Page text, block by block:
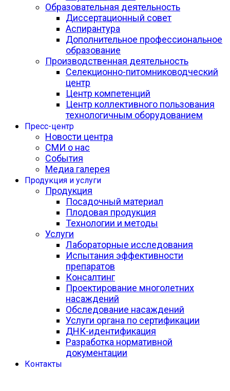
Образовательная деятельность
Диссертационный совет
Аспирантура
Дополнительное профессиональное
образование
Производственная деятельность
Селекционно-питомниководческий
центр
Центр компетенций
Центр коллективного пользования
технологичным оборудованием
Пресс-центр
Новости центра
СМИ о нас
События
Медиа галерея
Продукция и услуги
Продукция
Посадочный материал
Плодовая продукция
Технологии и методы
Услуги
Лабораторные исследования
Испытания эффективности
препаратов
Консалтинг
Проектирование многолетних
насаждений
Обследование насаждений
Услуги органа по сертификации
ДНК-идентификация
Разработка нормативной
документации
Контакты